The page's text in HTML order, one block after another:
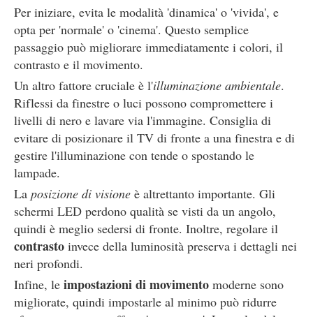
Per iniziare, evita le modalità 'dinamica' o 'vivida', e
opta per 'normale' o 'cinema'. Questo semplice
passaggio può migliorare immediatamente i colori, il
contrasto e il movimento.
Un altro fattore cruciale è l'illuminazione ambientale.
Riflessi da finestre o luci possono compromettere i
livelli di nero e lavare via l'immagine. Consiglia di
evitare di posizionare il TV di fronte a una finestra e di
gestire l'illuminazione con tende o spostando le
lampade.
La posizione di visione è altrettanto importante. Gli
schermi LED perdono qualità se visti da un angolo,
quindi è meglio sedersi di fronte. Inoltre, regolare il
contrasto invece della luminosità preserva i dettagli nei
neri profondi.
Infine, le impostazioni di movimento moderne sono
migliorate, quindi impostarle al minimo può ridurre